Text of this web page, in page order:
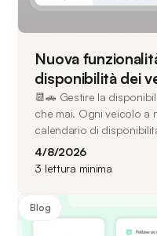
Nuova
disponibilità dei
📆🚗 Gestire la
che mai. Ogni veicolo a
calendario di
ai proprietari di definire
prenotato. Mantieni i
programmi settimanali
alla disponibilità
evitando conflitti con le
4/8/2026
3 lettura minima
Blog